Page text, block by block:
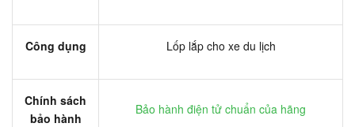
Công dụng Lốp lắp cho xe du lịch
Chính sách
bảo hành
Bảo hành điện tử chuẩn của hãng